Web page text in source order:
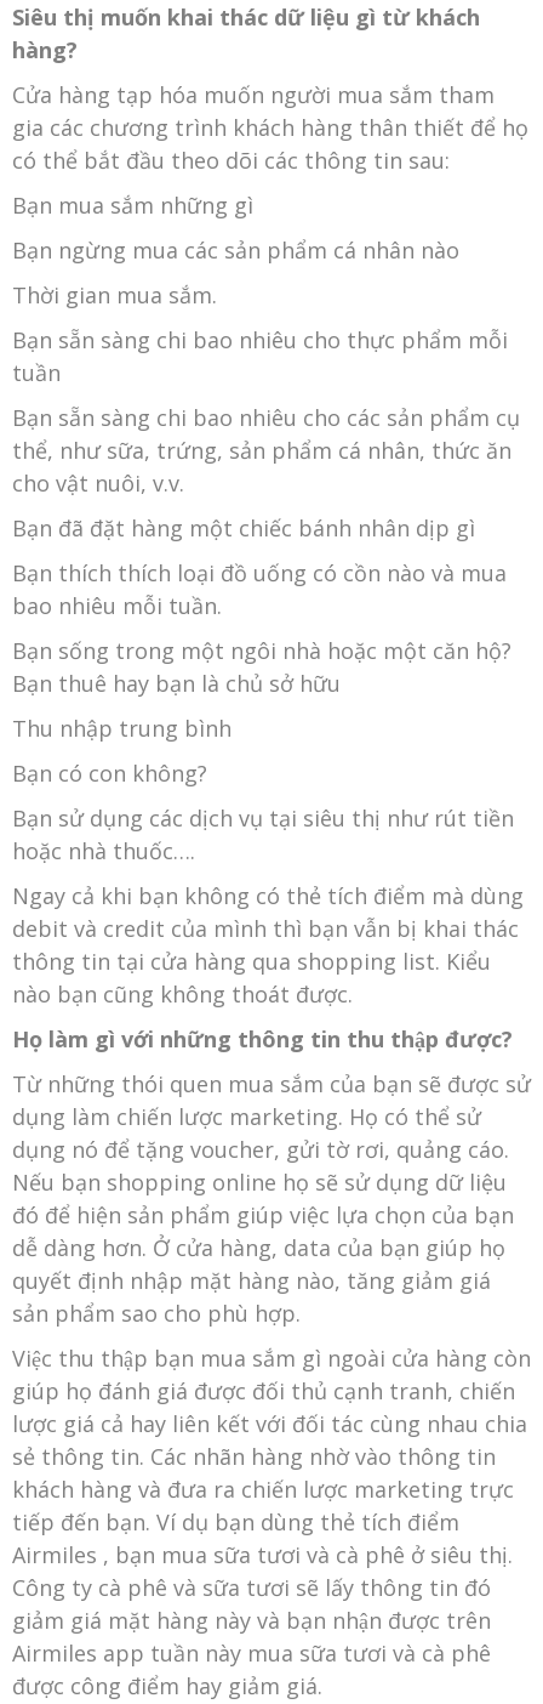
Siêu thị muốn khai thác dữ liệu gì từ khách
hàng?
Cửa hàng tạp hóa muốn người mua sắm tham
gia các chương trình khách hàng thân thiết để họ
có thể bắt đầu theo dõi các thông tin sau:
Bạn mua sắm những gì
Bạn ngừng mua các sản phẩm cá nhân nào
Thời gian mua sắm.
Bạn sẵn sàng chi bao nhiêu cho thực phẩm mỗi
tuần
Bạn sẵn sàng chi bao nhiêu cho các sản phẩm cụ
thể, như sữa, trứng, sản phẩm cá nhân, thức ăn
cho vật nuôi, v.v.
Bạn đã đặt hàng một chiếc bánh nhân dịp gì
Bạn thích thích loại đồ uống có cồn nào và mua
bao nhiêu mỗi tuần.
Bạn sống trong một ngôi nhà hoặc một căn hộ?
Bạn thuê hay bạn là chủ sở hữu
Thu nhập trung bình
Bạn có con không?
Bạn sử dụng các dịch vụ tại siêu thị như rút tiền
hoặc nhà thuốc….
Ngay cả khi bạn không có thẻ tích điểm mà dùng
debit và credit của mình thì bạn vẫn bị khai thác
thông tin tại cửa hàng qua shopping list. Kiểu
nào bạn cũng không thoát được.
Họ làm gì với những thông tin thu thập được?
Từ những thói quen mua sắm của bạn sẽ được sử
dụng làm chiến lược marketing. Họ có thể sử
dụng nó để tặng voucher, gửi tờ rơi, quảng cáo.
Nếu bạn shopping online họ sẽ sử dụng dữ liệu
đó để hiện sản phẩm giúp việc lựa chọn của bạn
dễ dàng hơn. Ở cửa hàng, data của bạn giúp họ
quyết định nhập mặt hàng nào, tăng giảm giá
sản phẩm sao cho phù hợp.
Việc thu thập bạn mua sắm gì ngoài cửa hàng còn
giúp họ đánh giá được đối thủ cạnh tranh, chiến
lược giá cả hay liên kết với đối tác cùng nhau chia
sẻ thông tin. Các nhãn hàng nhờ vào thông tin
khách hàng và đưa ra chiến lược marketing trực
tiếp đến bạn. Ví dụ bạn dùng thẻ tích điểm
Airmiles , bạn mua sữa tươi và cà phê ở siêu thị.
Công ty cà phê và sữa tươi sẽ lấy thông tin đó
giảm giá mặt hàng này và bạn nhận được trên
Airmiles app tuần này mua sữa tươi và cà phê
được công điểm hay giảm giá.